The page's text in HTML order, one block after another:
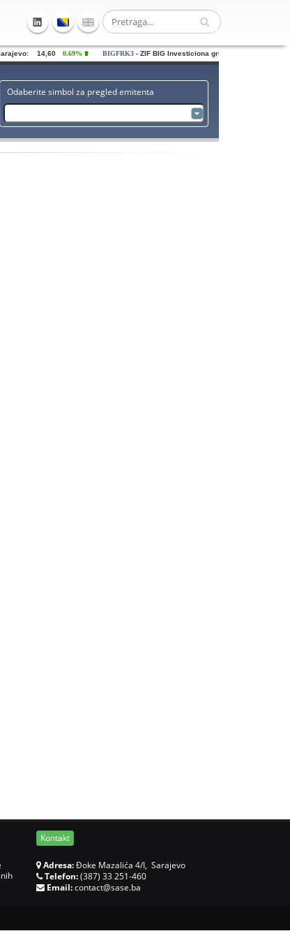
14,60 0.69% BIGFRK3- ZIF BIG Investiciona grupa dd Sarajevo: 0,72
Odaberite simbol za pregled emitenta
Kontakt
Adresa:Đoke Mazalića 4/I, Sarajevo
Telefon:(387) 33 251-460
Email: contact@sase.ba